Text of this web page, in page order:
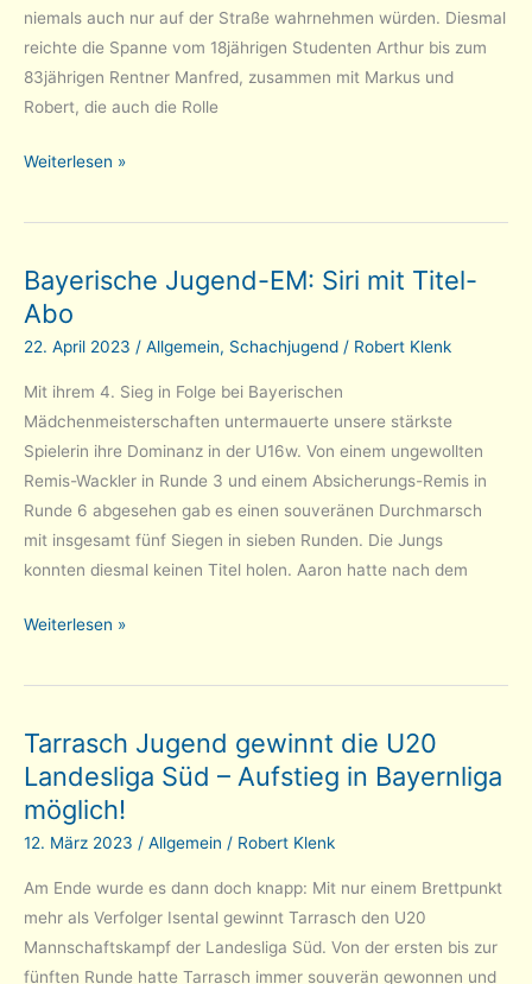
niemals auch nur auf der Straße wahrnehmen würden. Diesmal
reichte die Spanne vom 18jährigen Studenten Arthur bis zum
83jährigen Rentner Manfred, zusammen mit Markus und
Robert, die auch die Rolle
Schnellschach-
Süd:
Quartett
in
Ismaning
Weiterlesen »
Bayerische Jugend-EM: Siri mit Titel-
Abo
22. April 2023 / Allgemein, Schachjugend / Robert Klenk
Mit ihrem 4. Sieg in Folge bei Bayerischen
Mädchenmeisterschaften untermauerte unsere stärkste
Spielerin ihre Dominanz in der U16w. Von einem ungewollten
Remis-Wackler in Runde 3 und einem Absicherungs-Remis in
Runde 6 abgesehen gab es einen souveränen Durchmarsch
mit insgesamt fünf Siegen in sieben Runden. Die Jungs
konnten diesmal keinen Titel holen. Aaron hatte nach dem
Bayerische
EM:
mit
Titel-
Abo
Weiterlesen »
Tarrasch Jugend gewinnt die U20
Landesliga Süd – Aufstieg in Bayernliga
möglich!
12. März 2023 / Allgemein / Robert Klenk
Am Ende wurde es dann doch knapp: Mit nur einem Brettpunkt
mehr als Verfolger Isental gewinnt Tarrasch den U20
Mannschaftskampf der Landesliga Süd. Von der ersten bis zur
fünften Runde hatte Tarrasch immer souverän gewonnen und